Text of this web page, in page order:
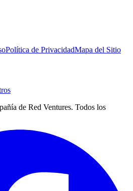
Política de PrivacidadMapa del Sitio
de Red Ventures. Todos los